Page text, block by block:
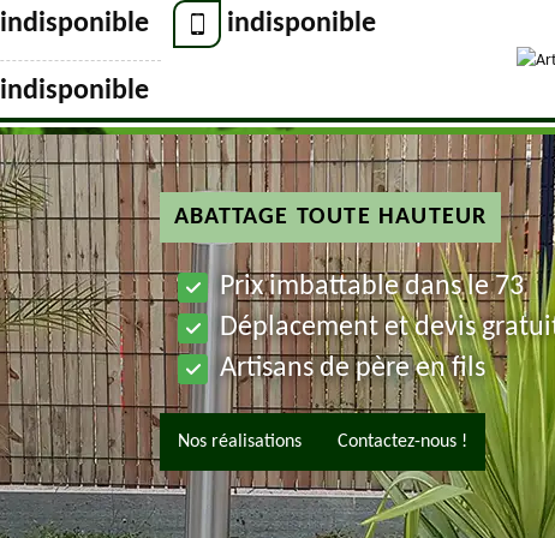
indisponible indisponible
indisponible
ABATTAGE TOUTE HAUTEUR
Prix imbattable dans le 73
Déplacement et devis
Artisans de père en fils
Nos réalisations Contactez-nous !